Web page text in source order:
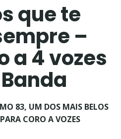
que te
–
a 4 vozes
83, UM DOS MAIS BELOS
CORO A VOZES